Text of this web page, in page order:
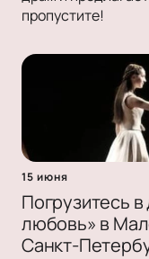
пропустите!
15 июня
Погрузитесь
любовь» в
Санкт-